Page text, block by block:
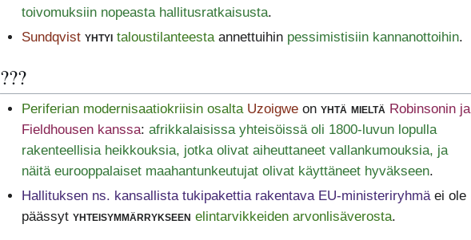
toivomuksiin nopeasta hallitusratkaisusta.
Sundqvist yhtyi taloustilanteestaannettuihin pessimistisiin kannanottoihin.
???
Periferian modernisaatiokriisin osalta Uzoigweon yhtä mieltä Robinsonin ja
Fieldhousen kanssa: afrikkalaisissa yhteisöissä oli 1800-luvun lopulla
rakenteellisia heikkouksia, jotka olivat aiheuttaneet vallankumouksia, ja
näitä eurooppalaiset maahantunkeutujat olivat käyttäneet hyväkseen.
Hallituksen ns. kansallista tukipakettia rakentava EU-ministeriryhmäei ole
päässyt yhteisymmärrykseen elintarvikkeiden arvonlisäverosta.